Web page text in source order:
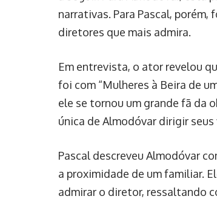
narrativas. Para Pascal,
diretores que mais admira.
Em entrevista, o ator revelou
foi com “Mulheres à Beira de
ele se tornou um grande fã da
única de Almodóvar dirigir seus
Pascal descreveu Almodóvar
a proximidade de um familiar.
admirar o diretor, ressaltando